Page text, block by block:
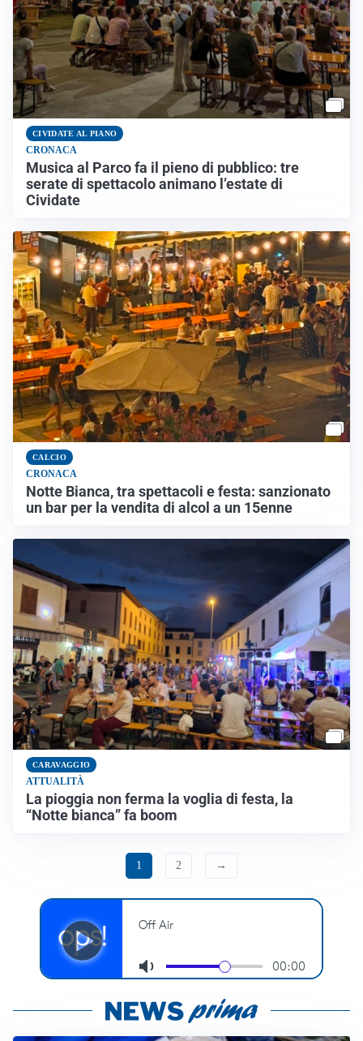
CIVIDATE AL PIANO
CRONACA
Musica al Parco fa il pieno di pubblico: tre
serate di spettacolo animano l’estate di
Cividate
CALCIO
CRONACA
Notte Bianca, tra spettacoli e festa: sanzionato
un bar per la vendita di alcol a un 15enne
CARAVAGGIO
ATTUALITÀ
La pioggia non ferma la voglia di festa, la
“Notte bianca” fa boom
1 2 →